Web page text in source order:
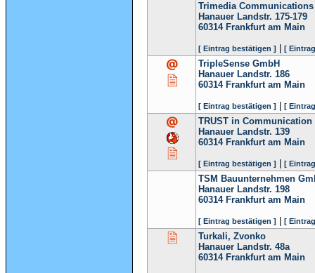
Trimedia
Hanauer Landstr. 175-179
60314 Frankfurt am Main
[ Eintrag bestätigen ] [
TripleSense GmbH
Hanauer Landstr. 186
60314 Frankfurt am Main
[ Eintrag bestätigen ] [
TRUST in Communication
Hanauer Landstr. 139
60314 Frankfurt am Main
[ Eintrag bestätigen ] [
TSM Bauunternehmen
Hanauer Landstr. 198
60314 Frankfurt am Main
[ Eintrag bestätigen ] [
Turkali, Zvonko
Hanauer Landstr. 48a
60314 Frankfurt am Main